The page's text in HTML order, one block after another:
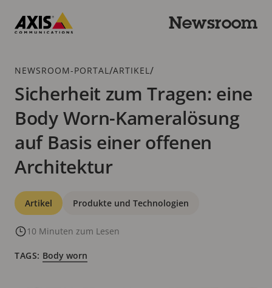
Hauptinhalt
springen
Newsroom
Breadcrumb
NEWSROOM-PORTAL /ARTIKEL /
Sicherheit zum Tragen: eine
Body Worn-Kameralösung
auf Basis einer offenen
Architektur
Kategorien
Artikel Produkte und Technologien
10 Minuten zum Lesen
TAGS: Body worn